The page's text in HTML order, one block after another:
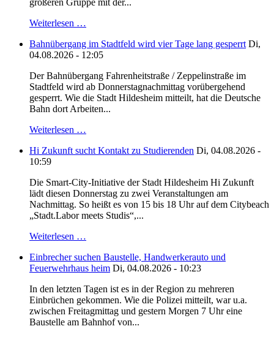
größeren Gruppe mit der...
Weiterlesen …
Bahnübergang im Stadtfeld wird vier Tage lang gesperrt Di,
04.08.2026 - 12:05
Der Bahnübergang Fahrenheitstraße / Zeppelinstraße im
Stadtfeld wird ab Donnerstagnachmittag vorübergehend
gesperrt. Wie die Stadt Hildesheim mitteilt, hat die Deutsche
Bahn dort Arbeiten...
Weiterlesen …
Hi Zukunft sucht Kontakt zu Studierenden Di, 04.08.2026 -
10:59
Die Smart-City-Initiative der Stadt Hildesheim Hi Zukunft
lädt diesen Donnerstag zu zwei Veranstaltungen am
Nachmittag. So heißt es von 15 bis 18 Uhr auf dem Citybeach
„Stadt.Labor meets Studis“,...
Weiterlesen …
Einbrecher suchen Baustelle, Handwerkerauto und
Feuerwehrhaus heim Di, 04.08.2026 - 10:23
In den letzten Tagen ist es in der Region zu mehreren
Einbrüchen gekommen. Wie die Polizei mitteilt, war u.a.
zwischen Freitagmittag und gestern Morgen 7 Uhr eine
Baustelle am Bahnhof von...